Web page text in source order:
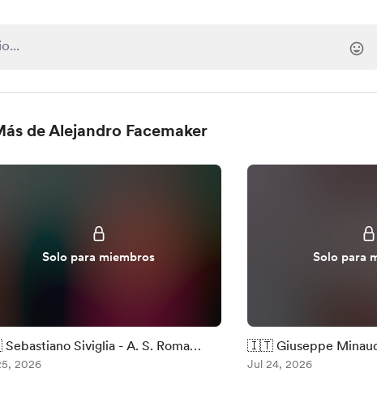
de Alejandro Facemaker
Solo para miembros
Siviglia - A. S. Roma
02 #PES2021
2026
Solo para
🇮🇹 Giuseppe
#FC26
Jul 24, 2026